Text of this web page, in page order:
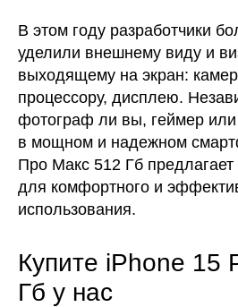
В этом году разработчики
уделили внешнему виду и
выходящему на экран:
процессору, дисплею.
фотограф ли вы, геймер или
в мощном и надежном
Про Макс 512 Гб
для комфортного и
использования.
Купите iPhone 15
Гб у нас